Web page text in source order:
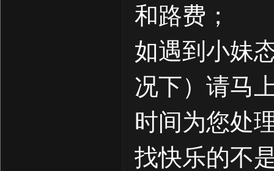
和路费；
如遇到小妹
况下）请马
时间为您处
找快乐的不